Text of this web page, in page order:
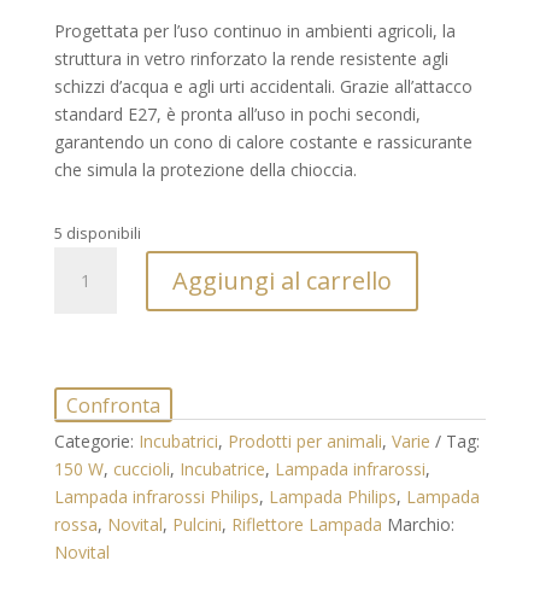
Progettata per l’uso continuo in ambienti agricoli, la
struttura in vetro rinforzato la rende resistente agli
schizzi d’acqua e agli urti accidentali. Grazie all’attacco
standard E27, è pronta all’uso in pochi secondi,
garantendo un cono di calore costante e rassicurante
che simula la protezione della chioccia.
5 disponibili
Philips
Riscaldamento
Professionale
per
Pulcini
e
Allevamento
quantità
Aggiungi al carrello
Confronta
Categorie: Incubatrici, Prodotti per animali, Varie
Tag:
150 W, cuccioli, Incubatrice, Lampada infrarossi,
Lampada infrarossi Philips, Lampada Philips, Lampada
rossa, Novital, Pulcini, Riflettore Lampada Marchio:
Novital